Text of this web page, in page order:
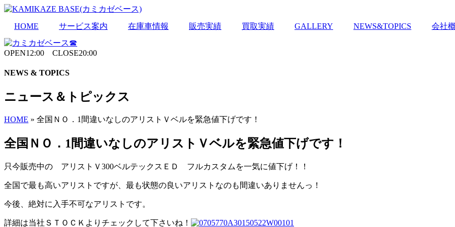
Skip
HOME サービス案内 在庫車情報 販売実績 買取実績 GALLERY NEWS&TOPICS 会社
OPEN12:00 CLOSE20:00
NEWS & TOPICS
ニュース＆トピックス
HOME » 全国ＮＯ．1間違いなしのアリストＶベルを緊急値下げです！
全国ＮＯ．1間違いなしのアリストＶベルを緊急値下げです！
只今販売中の アリストＶ300ベルテックスＥＤ フルカスタムを一気に値下げ！！
全国で最も高いアリストですが、最も状態の良いアリストなのも間違いありませんっ！
今後、絶対に入手不可なアリストです。
詳細は当社ＳＴＯＣＫよりチェックして下さいね！